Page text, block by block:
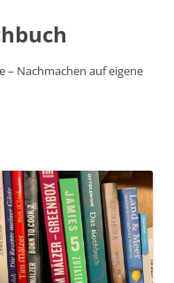
– Nachmachen auf eigene